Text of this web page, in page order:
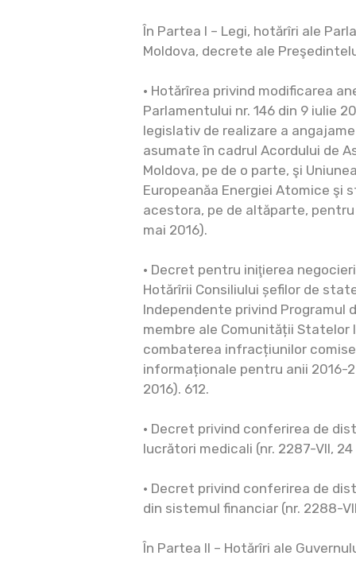
În Partea I – Legi, hotărîri ale
Moldova, decrete ale
• Hotărîrea privind modificarea
Parlamentului nr. 146 din 9 iulie
legislativ de realizare a
asumate în cadrul Acordului de
Moldova, pe de o parte, şi
Europeanăa Energiei Atomice şi
acestora, pe de altăparte, pentru
mai 2016).
• Decret pentru iniţierea
Hotărîrii Consiliului șefilor de
Independente privind Programul
membre ale Comunității Statelor
combaterea infracțiunilor
informaționale pentru anii 2016-
2016). 612.
• Decret privind conferirea de
lucrători medicali (nr. 2287-VII,
• Decret privind conferirea de
din sistemul financiar (nr. 2288-
În Partea II – Hotărîri ale